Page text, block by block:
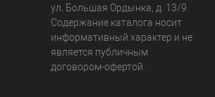
ул. Большая Ордынка, д. 13/9.
Содержание каталога носит
информативный характер и не
является публичным
договором-офертой.